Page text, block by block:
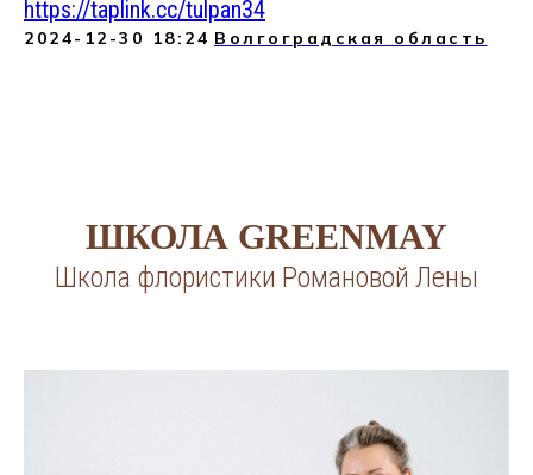
https://taplink.cc/tulpan34
2024-12-30 18:24 Волгоградская область
ШКОЛА GREENMAY
Школа флористики Романовой Лены